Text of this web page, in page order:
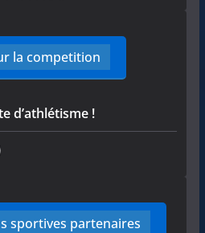
la competition
d’athlétisme !
sportives partenaires